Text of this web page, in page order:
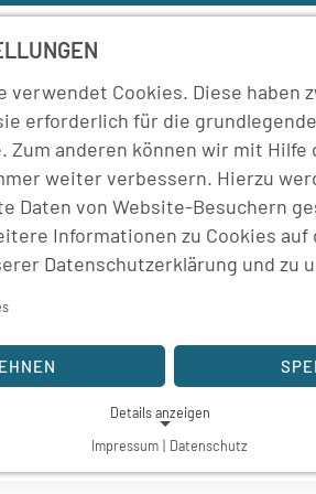
Home Schule
verwendet Cookies. Diese haben
erforderlich für die
Zum anderen können wir mit Hilfe
weiter verbessern. Hierzu
Daten von Website-Besuchern
Informationen zu Cookies auf
Datenschutzerklärung und zu
Details anzeigen
ermöglichen grundlegende Funktionen
Impressum | Datenschutz